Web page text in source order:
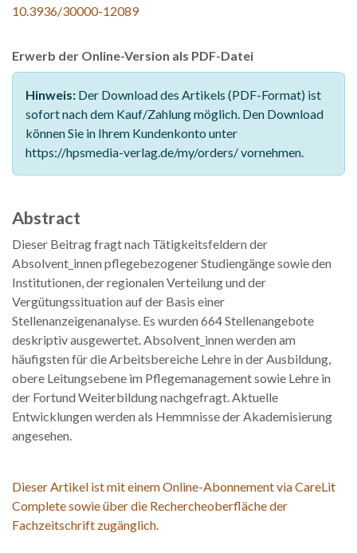
10.3936/30000-12089
Erwerb der Online-Version als PDF-Datei
Hinweis: Der Download des Artikels (PDF-Format) ist
sofort nach dem Kauf/Zahlung möglich. Den Download
können Sie in Ihrem Kundenkonto unter
https://hpsmedia-verlag.de/my/orders/ vornehmen.
Abstract
Dieser Beitrag fragt nach Tätigkeitsfeldern der
Absolvent_innen pflegebezogener Studiengänge sowie den
Institutionen, der regionalen Verteilung und der
Vergütungssituation auf der Basis einer
Stellenanzeigenanalyse. Es wurden 664 Stellenangebote
deskriptiv ausgewertet. Absolvent_innen werden am
häufigsten für die Arbeitsbereiche Lehre in der Ausbildung,
obere Leitungsebene im Pflegemanagement sowie Lehre in
der Fortund Weiterbildung nachgefragt. Aktuelle
Entwicklungen werden als Hemmnisse der Akademisierung
angesehen.
Dieser Artikel ist mit einem Online-Abonnement via CareLit
Complete sowie über die Rechercheoberfläche der
Fachzeitschrift zugänglich.